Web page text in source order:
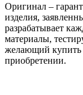
Оригинал –
изделия,
разрабатывает
материалы,
желающий купить
приобретении.